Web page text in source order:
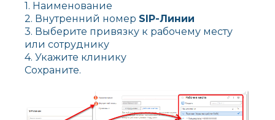
1. Наименование
2. Внутренний номер SIP-Линии
3. Выберите привязку к рабочему месту
или сотруднику
4. Укажите клинику
Сохраните.